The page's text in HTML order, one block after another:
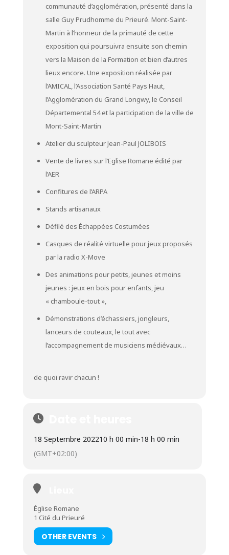
communauté d’agglomération, présenté dans la
salle Guy Prudhomme du Prieuré. Mont-Saint-
Martin à l’honneur de la primauté de cette
exposition qui poursuivra ensuite son chemin
vers la Maison de la Formation et bien d’autres
lieux encore. Une exposition réalisée par
l’AMICAL, l’Association Santé Pays Haut,
l’Agglomération du Grand Longwy, le Conseil
Départemental 54 et la participation de la ville de
Mont-Saint-Martin
Atelier du sculpteur Jean-Paul JOLIBOIS
Vente de livres sur l’Eglise Romane édité par
l’AER
Confitures de l’ARPA
Stands artisanaux
Défilé des Échappées Costumées
Casques de réalité virtuelle pour jeux proposés
par la radio X-Move
Des animations pour petits, jeunes et moins
jeunes : jeux en bois pour enfants, jeu
« chamboule-tout »,
Démonstrations d’échassiers, jongleurs,
lanceurs de couteaux, le tout avec
l’accompagnement de musiciens médiévaux…
de quoi ravir chacun !
18 Septembre 202210 h 00 min-18 h 00 min
(GMT+02:00)
Église Romane
1 Cité du Prieuré
OTHER EVENTS